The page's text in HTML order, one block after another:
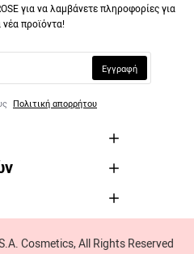
για να λαμβάνετε πληροφορίες για
προϊόντα!
Εγγραφή
Πολιτική απορρήτου
Cosmetics, All Rights Reserved